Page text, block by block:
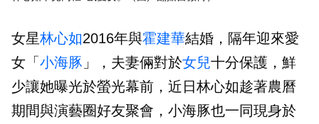
女星林心如2016年與霍建華結婚，隔年迎來愛
女「 小海豚 」，夫妻倆對於女兒十分保護，鮮
少讓她曝光於螢光幕前，近日林心如趁著農曆
期間與演藝圈好友聚會，小海豚也一同現身於